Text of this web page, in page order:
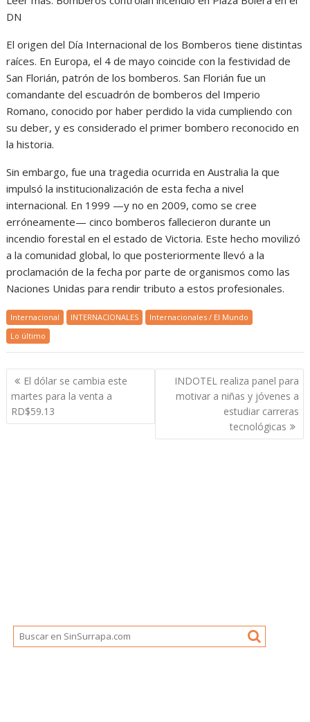
DN
El origen del Día Internacional de los Bomberos tiene distintas
raíces. En Europa, el 4 de mayo coincide con la festividad de
San Florián, patrón de los bomberos. San Florián fue un
comandante del escuadrón de bomberos del Imperio
Romano, conocido por haber perdido la vida cumpliendo con
su deber, y es considerado el primer bombero reconocido en
la historia.
Sin embargo, fue una tragedia ocurrida en Australia la que
impulsó la institucionalización de esta fecha a nivel
internacional. En 1999 —y no en 2009, como se cree
erróneamente— cinco bomberos fallecieron durante un
incendio forestal en el estado de Victoria. Este hecho movilizó
a la comunidad global, lo que posteriormente llevó a la
proclamación de la fecha por parte de organismos como las
Naciones Unidas para rendir tributo a estos profesionales.
Internacional INTERNACIONALES
Internacionales / El Mundo
Lo último
Navegación
de
entradas
El dólar se cambia este
martes para la venta a
RD$59.13
INDOTEL realiza panel para
motivar a niñas y jóvenes a
estudiar carreras
tecnológicas